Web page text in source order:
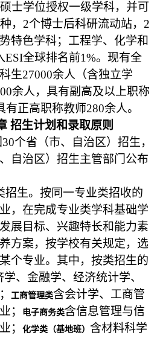
士学位授权一级学科，并可
，2个博士后科研流动站，2
特色学科；工程学、化学和
ESI全球排名前1%。现有全
生27000余人（含独立学
余人，具有副高及以上职称
正高职称教师280余人。
招生计划和录取原则
个省（市、自治区）招生，
自治区）招生主管部门公布
招生。按同一专业类招收的
，在完成专业类学科基础学
展目标、兴趣特长和能力素
方案，按学校有关规定，选
个专业。其中，按类招生的
学、金融学、经济统计学、
工商管理类含会计学、工商管
；
电子商务类含信息管理与信
；化学类（基地班） 含材料科学